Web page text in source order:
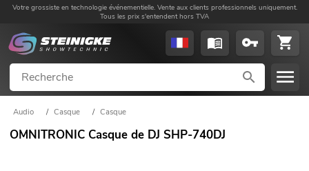
Votre grossiste en technologie événementielle. Vente aux clients professionnels uniquement.
Tous les prix s'entendent hors TVA
Audio / Casque / Casque
OMNITRONIC Casque de DJ SHP-740DJ